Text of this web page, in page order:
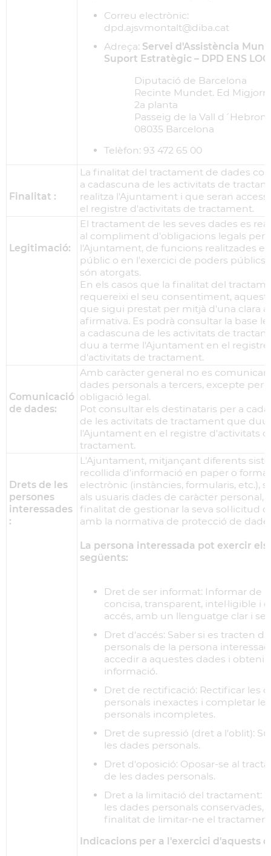
Correu electrònic:
dpd.ajsvmontalt@diba.cat
Adreça: Servei d'Assistència
Suport Estratègic – DPD ENS
Diputació de Barcelona
Recinte Mundet. Ed
2a planta
Passeig de la Vall d´Hebron,
08035 Barcelona
Telèfon: 93 472 65 00
Finalitat :
La finalitat del tractament de dades
a cadascuna de les activitats de
realitza l'Ajuntament i que seran
el registre d'activitats de tractament.
Legitimació:
El tractament de les seves dades es
al compliment d'obligacions legals per
l'Ajuntament, de funcions realitzades
públic o en l'exercici de poders públics
són atorgats.
En els casos que la finalitat del
requereixi el seu consentiment, aquest
que sigui prestat per mitjà d'una clara
afirmativa. Es podrà consultar la base
a cadascuna de les activitats de
duu a terme l'Ajuntament en el registre
d'activitats de tractament.
Comunicació
de dades:
Amb caràcter general no es
dades personals a tercers, excepte per
obligació legal.
Pot consultar els destinataris per a
de les activitats de tractament que duu
l'Ajuntament en el registre d'activitats
tractament.
Drets de les
persones
interessades
:
L'Ajuntament, mitjançant diferents
recollida d'informació en paper o format
electrònic (instàncies, formularis, etc.),
als usuaris dades de caràcter personal,
finalitat de gestionar la seva sol·licitud
amb la normativa de protecció de
La persona interessada pot exercir
següents:
Dret de ser informat: Informar de
concisa, transparent, intel·ligible i
accés, amb un llenguatge clar i
Dret d'accés: Saber si es tracten
personals de la persona
accedir a aquestes dades i obtenir
informació.
Dret de rectificació: Rectificar les
personals inexactes i completar
personals incompletes.
Dret de supressió (dret a l'oblit):
les dades personals.
Dret d'oposició: Oposar-se al
de les dades personals.
Dret a la limitació del tractament:
les dades personals conservades,
finalitat de limitar-ne el
Indicacions per a l'exercici d'aquests